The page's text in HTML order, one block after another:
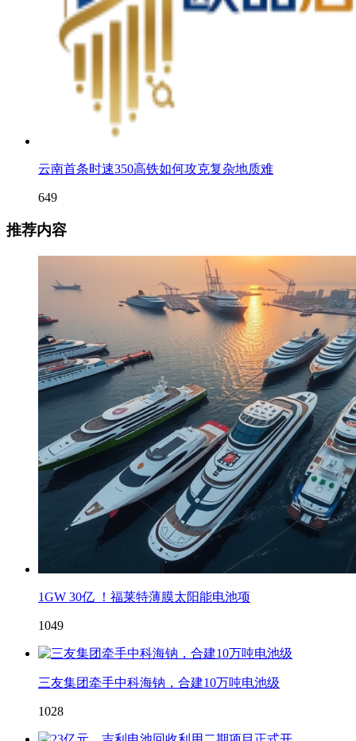
云南首条时速350高铁如何攻克复杂地质难
649
推荐内容
1GW 30亿 ！福莱特薄膜太阳能电池项
1049
三友集团牵手中科海钠，合建10万吨电池级
1028